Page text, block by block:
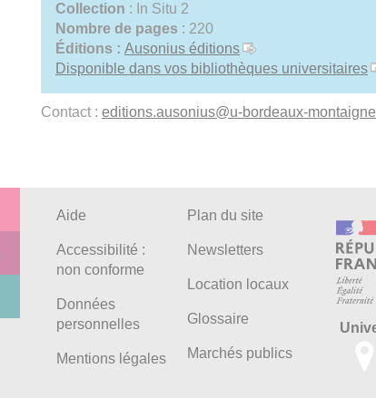
Collection : In Situ 2
Nombre de pages : 220
Éditions : Ausonius éditions
Disponible dans vos bibliothèques universitaires
Contact : editions.ausonius@u-bordeaux-
Aide
Accessibilité :
non conforme
Données
personnelles
Mentions légales
Plan du site
Newsletters
Location locaux
Glossaire
Marchés publics